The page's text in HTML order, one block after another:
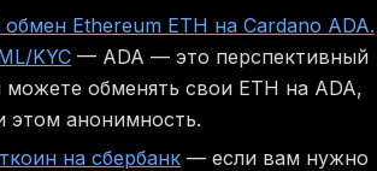
Ethereum ETH на Cardano ADA.
KYC — ADA — это перспективный
обменять свои ETH на ADA,
этом анонимность.
на сбербанк — если вам нужно